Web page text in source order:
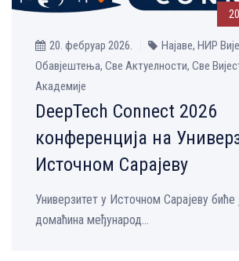
20. фебруар 2026.
Најаве, НИР
Обавјештења, Све Aктуелности, Све
Академије
DeepTech Connect 2026
конференција на
Источном Сарајеву
Универзитет у Источном Сарајеву биће
домаћина међународ...